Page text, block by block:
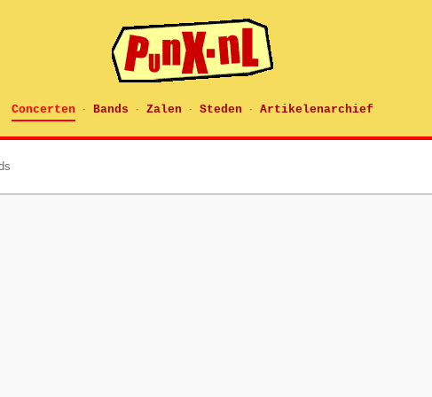
Concerten · Bands · Zalen · Steden · Artikelenarchief